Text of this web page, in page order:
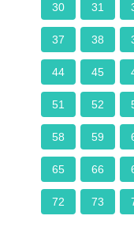
30 31
37 38
44 45
51 52
58 59
65 66
72 73